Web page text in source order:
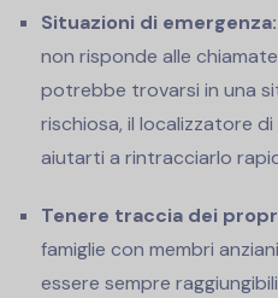
Situazioni di emergenza:
non risponde alle
potrebbe trovarsi in una
rischiosa, il localizzatore
aiutarti a rintracciarlo
Tenere traccia dei
famiglie con membri
essere sempre